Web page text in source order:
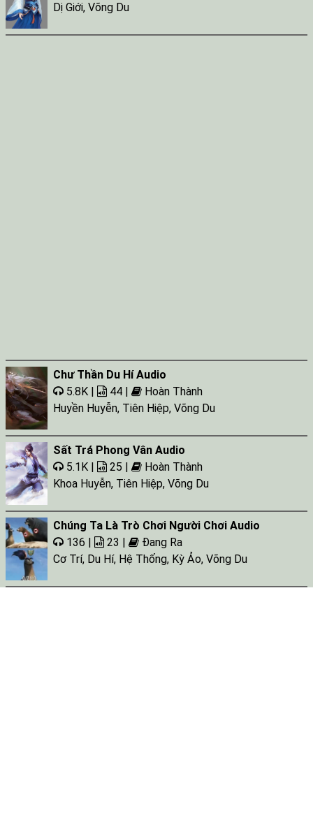
Dị Giới, Võng Du
Chư Thần Du Hí Audio
5.8K |
44 |
Hoàn Thành
Huyền Huyễn, Tiên Hiệp, Võng Du
Sất Trá Phong Vân Audio
5.1K |
25 |
Hoàn Thành
Khoa Huyễn, Tiên Hiệp, Võng Du
Chúng Ta Là Trò Chơi Người Chơi Audio
136 |
23 |
Đang Ra
Cơ Trí, Du Hí, Hệ Thống, Kỳ Ảo, Võng Du